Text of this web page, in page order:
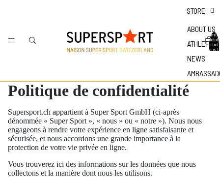
STORE
ABOUT US
ATHLETES
NEWS
total
dans
Politique de confidentialité
Supersport.ch appartient à Super Sport GmbH (ci-après
dénommée « Super Sport », « nous » ou « notre »). Nous nous
engageons à rendre votre expérience en ligne satisfaisante et
sécurisée, et nous accordons une grande importance à la
protection de votre vie privée en ligne.
Vous trouverez ici des informations sur les données que nous
collectons et la manière dont nous les utilisons.